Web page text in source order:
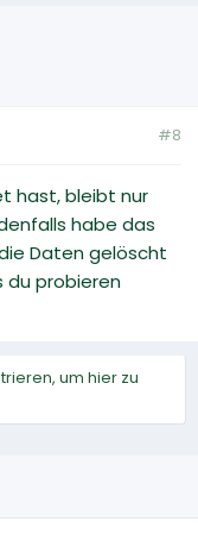
#8
hast, bleibt nur
habe das
Daten gelöscht
du probieren
um hier zu